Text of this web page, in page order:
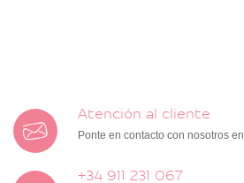
Atención al cliente
Ponte en contacto con nosotros en
+34 911 231 067